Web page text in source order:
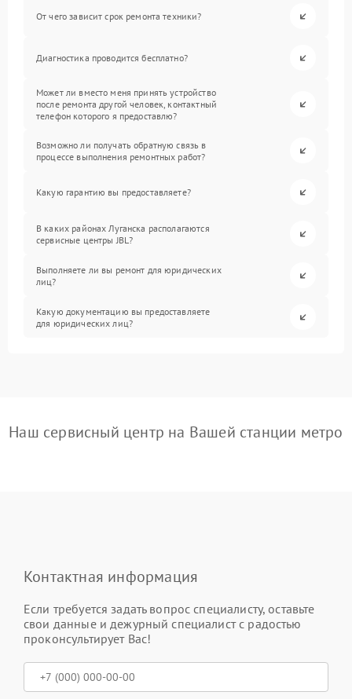
От чего зависит срок ремонта техники?
Диагностика проводится бесплатно?
Может ли вместо меня принять устройство
после ремонта другой человек, контактный
телефон которого я предоставлю?
Возможно ли получать обратную связь в
процессе выполнения ремонтных работ?
Какую гарантию вы предоставляете?
В каких районах Луганска располагаются
сервисные центры JBL?
Выполняете ли вы ремонт для юридических
лиц?
Какую документацию вы предоставляете
для юридических лиц?
Наш сервисный центр на Вашей станции метро
Контактная информация
Если требуется задать вопрос специалисту, оставьте
свои данные и дежурный специалист с радостью
проконсультирует Вас!